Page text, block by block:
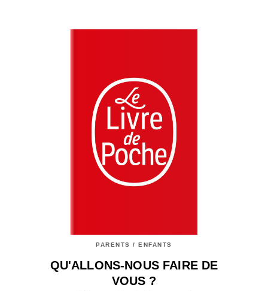
PARENTS / ENFANTS
QU'ALLONS-NOUS FAIRE DE
VOUS ?